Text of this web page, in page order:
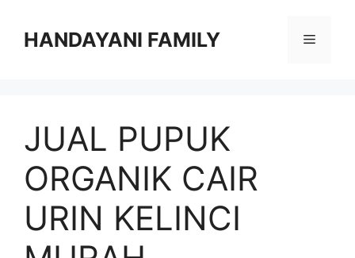
HANDAYANI FAMILY Menu
JUAL PUPUK
ORGANIK CAIR
URIN KELINCI